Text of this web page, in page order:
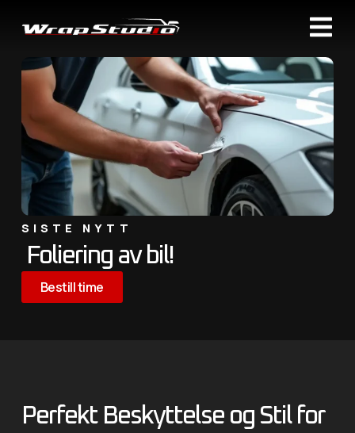
SISTE NYTT
Foliering av bil!
Bestill time
Perfekt Beskyttelse og Stil for